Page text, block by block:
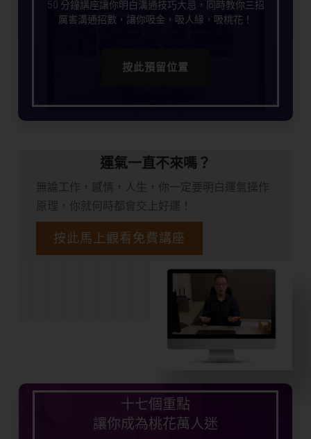
50 分鐘講座讓你明白溝通技巧大忌，同時教你三招
厲害溝通招數，讓你吸金，吸人緣，吸桃花！
按此預留位置
運氣一直不來嗎？
無論工作，感情，人生，你一定要明白運氣操作
原理，你就何時都會交上好運！
按此馬上觀看免費講座
十七個重點
讓你成為桃花萬人迷